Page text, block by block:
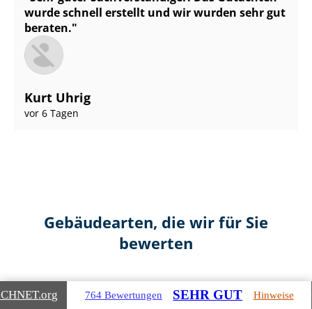
wurde schnell erstellt und wir wurden sehr gut
beraten.
Kurt Uhrig
vor 6 Tagen
Gebäudearten, die wir für Sie
bewerten
.org 764 Bewertungen SEHR GUT Hinweise